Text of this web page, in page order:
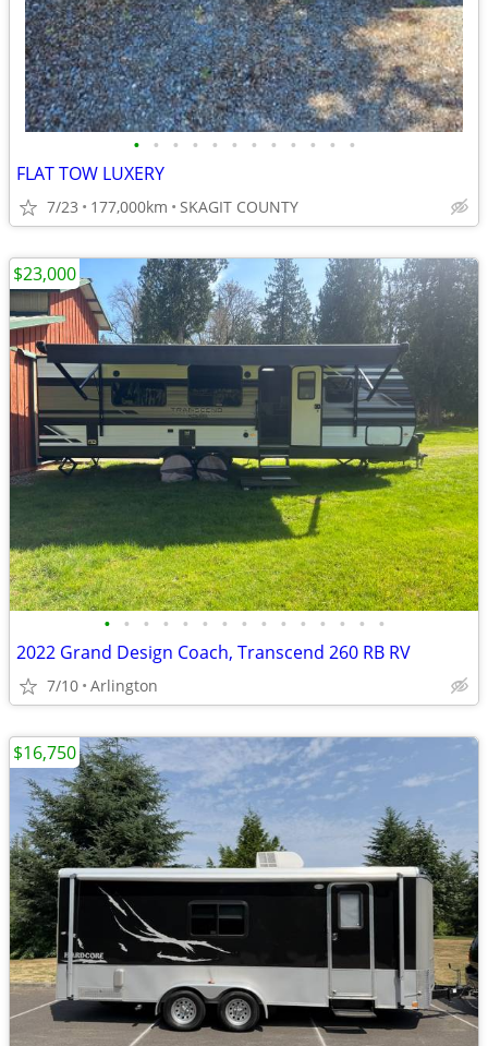
• • • • • • • • • • • •
FLAT TOW LUXERY
7/23 177,000km SKAGIT COUNTY
• • • • • • • • • • • • • • •
2022 Grand Design Coach, Transcend 260 RB RV
7/10 Arlington
$23,000
$16,750